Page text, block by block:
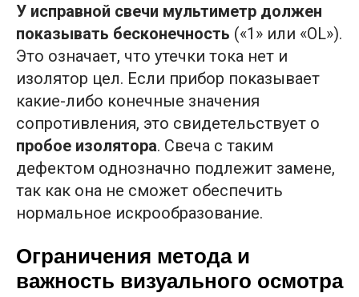
У исправной свечи мультиметр должен
показывать бесконечность («1» или «OL»).
Это означает, что утечки тока нет и
изолятор цел. Если прибор показывает
какие-либо конечные значения
сопротивления, это свидетельствует о
пробое изолятора. Свеча с таким
дефектом однозначно подлежит замене,
так как она не сможет обеспечить
нормальное искрообразование.
Ограничения метода и
важность визуального осмотра